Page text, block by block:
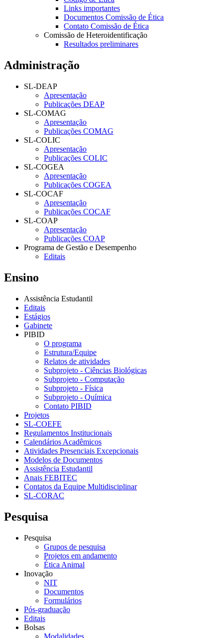
Links importantes
Documentos Comissão de Ética
Contato Comissão de Ética
Comissão de Heteroidentificação
Resultados preliminares
Administração
SL-DEAP
Apresentação
Publicações DEAP
SL-COMAG
Apresentação
Publicações COMAG
SL-COLIC
Apresentação
Publicações COLIC
SL-COGEA
Apresentação
Publicações COGEA
SL-COCAF
Apresentação
Publicações COCAF
SL-COAP
Apresentação
Publicações COAP
Programa de Gestão e Desempenho
Editais
Ensino
Assistência Estudantil
Editais
Estágios
Gabinete
PIBID
O programa
Estrutura/Equipe
Relatos de atividades
Subprojeto - Ciências Biológicas
Subprojeto - Computação
Subprojeto - Física
Subprojeto - Química
Contato PIBID
Projetos
SL-COEFE
Regulamentos Institucionais
Calendários Acadêmicos
Atividades Presenciais Excepcionais
Modelos de Documentos
Assistência Estudantil
Anais FEBITEC
Contatos da Equipe Multidisciplinar
SL-CORAC
Pesquisa
Pesquisa
Grupos de pesquisa
Projetos em andamento
Ética Animal
Inovação
NIT
Documentos
Formulários
Pós-graduação
Editais
Bolsas
Modalidades